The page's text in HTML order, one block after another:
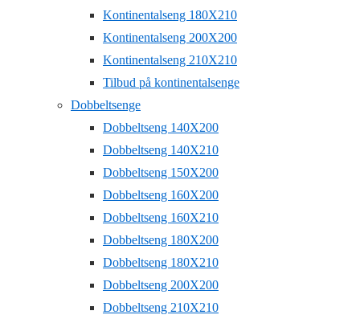
Kontinentalseng 180X210
Kontinentalseng 200X200
Kontinentalseng 210X210
Tilbud på kontinentalsenge
Dobbeltsenge
Dobbeltseng 140X200
Dobbeltseng 140X210
Dobbeltseng 150X200
Dobbeltseng 160X200
Dobbeltseng 160X210
Dobbeltseng 180X200
Dobbeltseng 180X210
Dobbeltseng 200X200
Dobbeltseng 210X210